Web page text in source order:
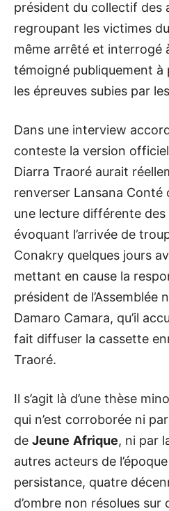
président du collectif des
regroupant les victimes
même arrêté et interrogé
témoigné publiquement à
les épreuves subies par
Dans une interview
conteste la version
Diarra Traoré aurait
renverser Lansana
une lecture différente des
évoquant l’arrivée de
Conakry quelques jours
mettant en cause la
président de l’Assemblée
Damaro Camara, qu’il
fait diffuser la cassette
Traoré.
Il s’agit là d’une thèse
qui n’est corroborée ni
de Jeune Afrique, ni par
autres acteurs de
persistance, quatre
d’ombre non résolues sur